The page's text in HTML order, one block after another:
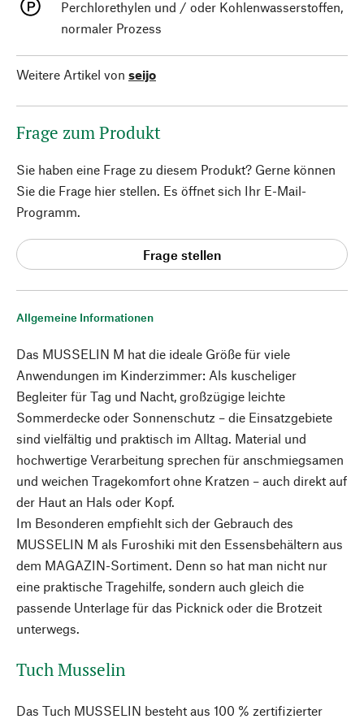
Allgemeine Informationen
Das MUSSELIN M hat die ideale Größe für viele
Anwendungen im Kinderzimmer: Als kuscheliger
Begleiter für Tag und Nacht, großzügige leichte
Sommerdecke oder Sonnenschutz – die Einsatzgebiete
sind vielfältig und praktisch im Alltag. Material und
hochwertige Verarbeitung sprechen für anschmiegsamen
und weichen Tragekomfort ohne Kratzen – auch direkt auf
der Haut an Hals oder Kopf.
Im Besonderen empfiehlt sich der Gebrauch des
MUSSELIN M als Furoshiki mit den Essensbehältern aus
dem MAGAZIN-Sortiment. Denn so hat man nicht nur
eine praktische Tragehilfe, sondern auch gleich die
passende Unterlage für das Picknick oder die Brotzeit
unterwegs.
Tuch Musselin
Das Tuch MUSSELIN besteht aus 100 % zertifizierter
Perchlorethylen und / oder Kohlenwasserstoffen,
normaler Prozess
Weitere Artikel von seijo
Frage zum Produkt
Sie haben eine Frage zu diesem Produkt? Gerne können
Sie die Frage hier stellen. Es öffnet sich Ihr E-Mail-
Programm.
Frage stellen